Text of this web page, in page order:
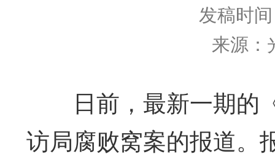
发稿时
来源：
日前，最新一期的
访局腐败窝案的报道。